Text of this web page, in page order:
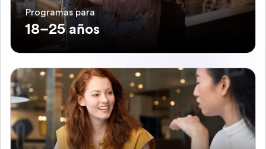
Programas para
18–25 años